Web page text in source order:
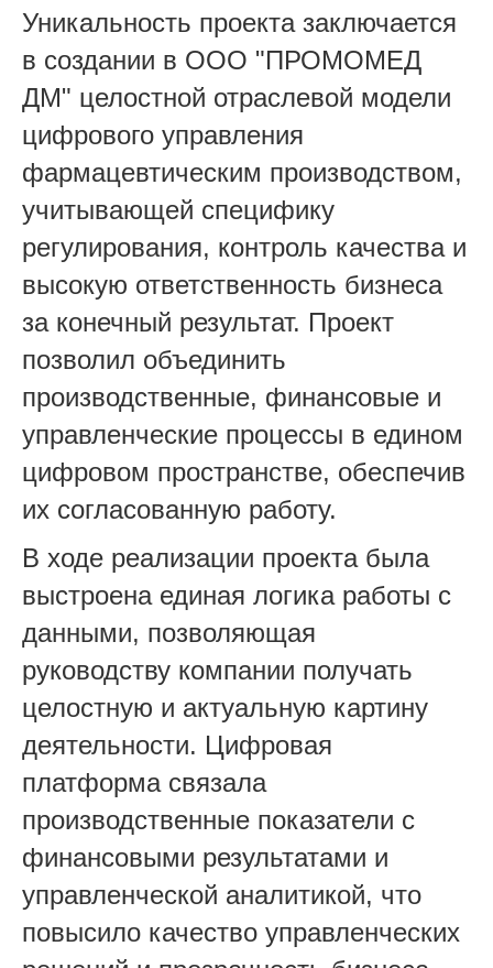
Уникальность проекта заключается
в создании в ООО "ПРОМОМЕД
ДМ" целостной отраслевой модели
цифрового управления
фармацевтическим производством,
учитывающей специфику
регулирования, контроль качества и
высокую ответственность бизнеса
за конечный результат. Проект
позволил объединить
производственные, финансовые и
управленческие процессы в едином
цифровом пространстве, обеспечив
их согласованную работу.
В ходе реализации проекта была
выстроена единая логика работы с
данными, позволяющая
руководству компании получать
целостную и актуальную картину
деятельности. Цифровая
платформа связала
производственные показатели с
финансовыми результатами и
управленческой аналитикой, что
повысило качество управленческих